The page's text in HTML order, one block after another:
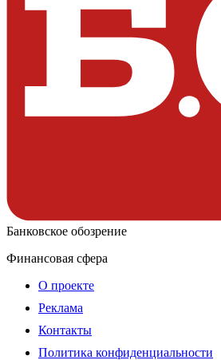
Банковское обозрение
Финансовая сфера
О проекте
Реклама
Контакты
Политика конфиденциальности